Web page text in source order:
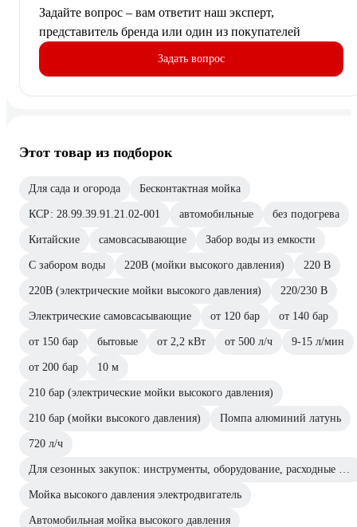
Задайте вопрос – вам ответит наш эксперт,
представитель бренда или один из покупателей
Задать вопрос
Этот товар из подборок
Для сада и огорода Бесконтактная мойка
КСР: 28.99.39.91.21.02-001 автомобильные без подогрева
Китайские самовсасывающие Забор воды из емкости
С забором воды 220В (мойки высокого давления) 220 В
220В (электрические мойки высокого давления) 220/230 В
Электрические самовсасывающие от 120 бар от 140 бар
от 150 бар бытовые от 2,2 кВт от 500 л/ч 9-15 л/мин
от 200 бар 10 м
210 бар (электрические мойки высокого давления)
210 бар (мойки высокого давления) Помпа алюминий латунь
720 л/ч
Мойка высокого давления электродвигатель
Автомобильная мойка высокого давления